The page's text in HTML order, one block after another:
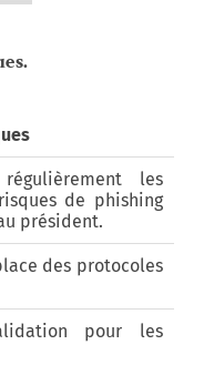
les
de phishing
président.
des protocoles
pour les